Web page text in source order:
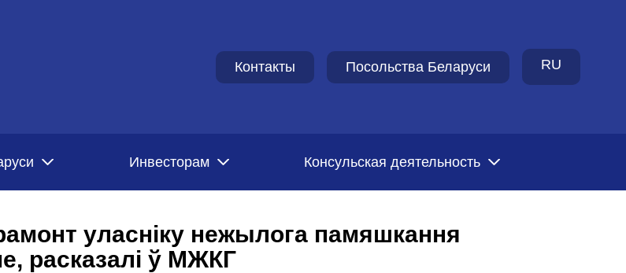
Контакты Посольства Беларуси RU
Инвесторам Консульская деятельность
уласніку нежылога памяшкання
расказалі ў МЖКГ